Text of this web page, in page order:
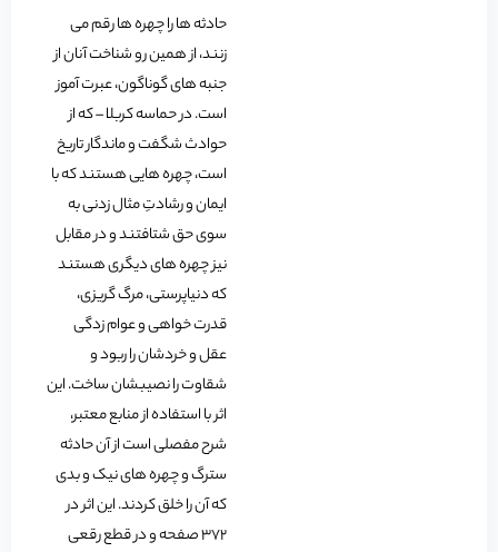
حادثه ها را چهره ها رقم می
زنند، از همین رو شناخت آنان از
جنبه های گوناگون، عبرت آموز
است. در حماسه کربلا – که از
حوادث شگفت و ماندگار تاریخ
است، چهره هایی هستند که با
ایمان و رشادتِ مثال زدنی به
سوی حق شتافتند و در مقابل
نیز چهره های دیگری هستند
که دنیاپرستی، مرگ گریزی،
قدرت خواهی و عوام زدگی
عقل و خردشان را ربود و
شقاوت را نصیبشان ساخت. این
اثر با استفاده از منابع معتبر،
شرح مفصلی است از آن حادثه
سترگ و چهره های نیک و بدی
که آن را خلق کردند. این اثر در
372 صفحه و در قطع رقعی